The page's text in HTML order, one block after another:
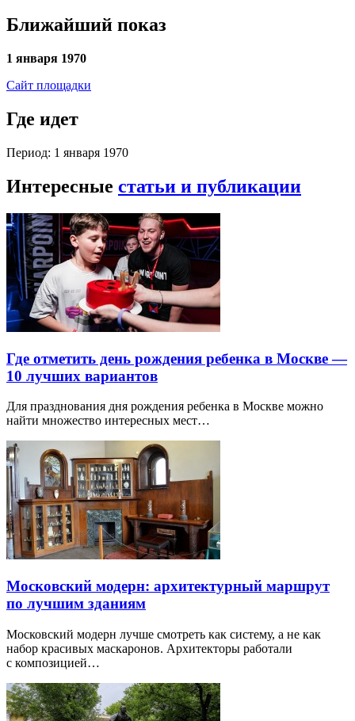
Ближайший показ
1 января 1970
Сайт площадки
Где идет
Период: 1 января 1970
Интересные статьи и публикации
Где отметить день рождения ребенка в Москве —
10 лучших вариантов
Для празднования дня рождения ребенка в Москве можно
найти множество интересных мест…
Московский модерн: архитектурный маршрут
по лучшим зданиям
Московский модерн лучше смотреть как систему, а не как
набор красивых маскаронов. Архитекторы работали
с композицией…